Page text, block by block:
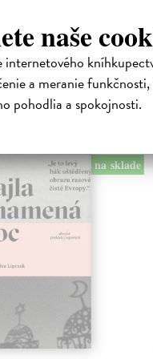
naše
internetového
a meranie
pohodlia a spokojnosti.
Herito. Bola
Artists 2019 – 2023 a
na sklade